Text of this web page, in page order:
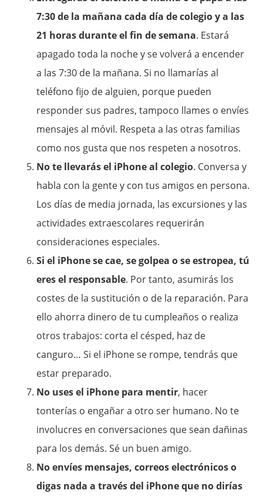
7:30 de la mañana cada día de colegio y a las
21 horas durante el fin de semana. Estará
apagado toda la noche y se volverá a encender
a las 7:30 de la mañana. Si no llamarías al
teléfono fijo de alguien, porque pueden
responder sus padres, tampoco llames o envíes
mensajes al móvil. Respeta a las otras familias
como nos gusta que nos respeten a nosotros.
No te llevarás el iPhone al colegio. Conversa y
habla con la gente y con tus amigos en persona.
Los días de media jornada, las excursiones y las
actividades extraescolares requerirán
consideraciones especiales.
Si el iPhone se cae, se golpea o se estropea, tú
eres el responsable. Por tanto, asumirás los
costes de la sustitución o de la reparación. Para
ello ahorra dinero de tu cumpleaños o realiza
otros trabajos: corta el césped, haz de
canguro… Si el iPhone se rompe, tendrás que
estar preparado.
No uses el iPhone para mentir, hacer
tonterías o engañar a otro ser humano. No te
involucres en conversaciones que sean dañinas
para los demás. Sé un buen amigo.
No envíes mensajes, correos electrónicos o
digas nada a través del iPhone que no dirías